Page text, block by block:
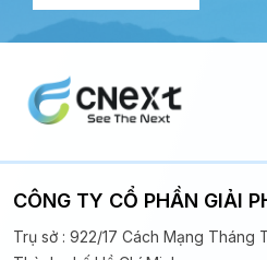
CÔNG TY CỔ PHẦN GIẢI
Trụ sở : 922/17 Cách Mạng Tháng